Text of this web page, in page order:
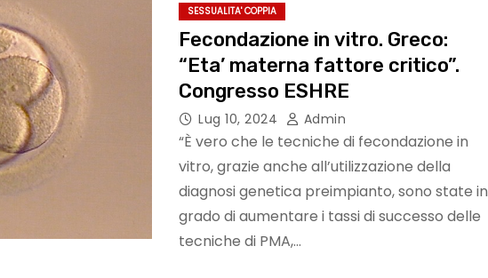
SESSUALITA' COPPIA
Fecondazione in vitro. Greco:
“Eta’ materna fattore critico”.
Congresso ESHRE
Lug 10, 2024 Admin
“È vero che le tecniche di fecondazione in
vitro, grazie anche all’utilizzazione della
diagnosi genetica preimpianto, sono state in
grado di aumentare i tassi di successo delle
tecniche di PMA,…